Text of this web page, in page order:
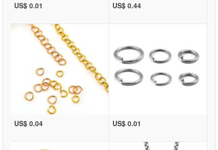
US$ 0.01 US$ 0.44
US$ 0.04 US$ 0.01